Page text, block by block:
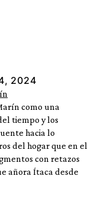
2024
como una
tiempo y los
hacia lo
del hogar que en el
con retazos
añora Ítaca desde